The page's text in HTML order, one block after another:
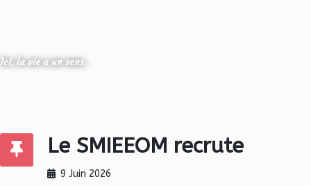
Ici, la vie a un sens.
Le SMIEEOM recrute
9 Juin 2026